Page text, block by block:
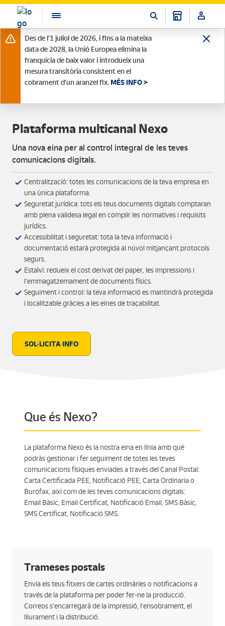
Des de l’1 juliol de 2026, i fins a la mateixa
data de 2028, la Unió Europea elimina la
franquícia de baix valor i introdueix una
mesura transitòria consistent en el
cobrament d’un aranzel fix. MÉS INFO >
Plataforma multicanal Nexo
Una nova eina per al control integral de les teves
comunicacions digitals.
Centralització: totes les comunicacions de la teva empresa en
una única plataforma.
Seguretat jurídica: tots els teus documents digitals comptaran
amb plena validesa legal en complir les normatives i requisits
jurídics.
Accessibilitat i seguretat: tota la teva informació i
documentació estarà protegida al núvol mitjançant protocols
segurs.
Estalvi: redueix el cost derivat del paper, les impressions i
l’emmagatzemament de documents físics.
Seguiment i control: la teva informació es mantindrà protegida
i localitzable gràcies a les eines de traçabilitat.
SOL·LICITA INFO
Que és Nexo?
La plataforma Nexo és la nostra eina en línia amb què
podràs gestionar i fer seguiment de totes les teves
comunicacions físiques enviades a través del Canal Postal:
Carta Certificada PEE, Notificació PEE, Carta Ordinaria o
Burofax, així com de les teves comunicacions digitals:
Email Bàsic, Email Certificat, Notificació Email, SMS Bàsic,
SMS Certificat, Notificació SMS.
Trameses postals
Envia els teus fitxers de cartes ordinàries o notificacions a
través de la plataforma per poder fer-ne la producció.
Correos s’encarregarà de la impressió, l’ensobrament, el
lliurament i la distribució.
Permet la traçabilitat i el control de totes les cartes o
Només amb un clic, podràs visualitzar qualsevol
comunicat que s’hagi emès per aquest canal.